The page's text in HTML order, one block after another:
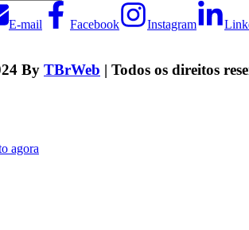
E-mail Facebook Instagram
By TBrWeb | Todos os direitos
agora